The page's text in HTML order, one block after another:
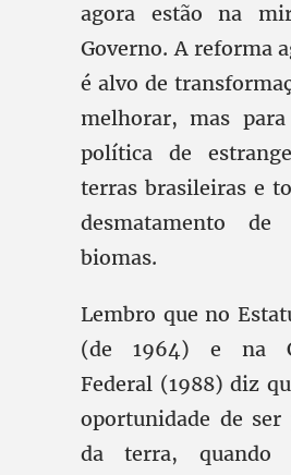
agora estão na
Governo. A reforma
é alvo de
melhorar, mas
política de
terras brasileiras e
desmatamento de
biomas.
Lembro que no
(de 1964) e na
Federal (1988) diz
oportunidade de
da terra, quando